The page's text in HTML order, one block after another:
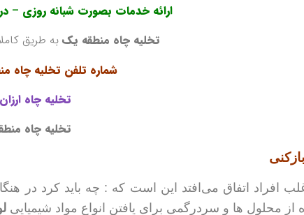
ارائه خدمات بصورت شبانه روزی –
تخلیه چاه منطقه یکبه طریق
شماره تلفن تخلیه چاه
تخلیه چاه
تخلیه چاه
افراد اتفاق می‌افتد این است که : چه باید کرد در
محلول ها و سردرگمی برای یافتن انواع مواد شیمیایی